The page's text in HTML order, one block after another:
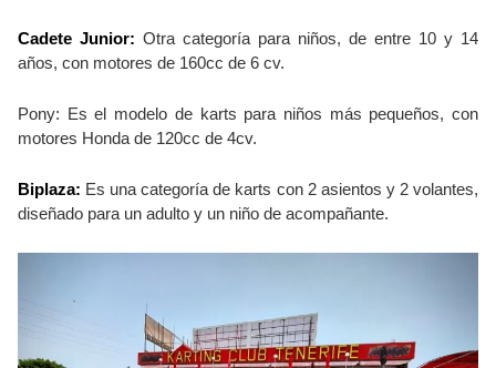
Cadete Junior: Otra categoría para niños, de entre 10 y 14
años, con motores de 160cc de 6 cv.
Pony: Es el modelo de karts para niños más pequeños, con
motores Honda de 120cc de 4cv.
Biplaza: Es una categoría de karts con 2 asientos y 2 volantes,
diseñado para un adulto y un niño de acompañante.